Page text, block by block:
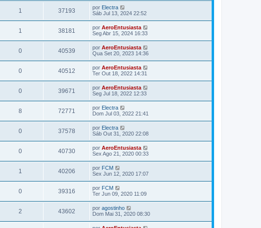
1 37193 por Electra
Sáb Jul 13, 2024 22:52
1 38181 por AeroEntusiasta
Seg Abr 15, 2024 16:33
0 40539 por AeroEntusiasta
Qua Set 20, 2023 14:36
0 40512 por AeroEntusiasta
Ter Out 18, 2022 14:31
0 39671 por AeroEntusiasta
Seg Jul 18, 2022 12:33
8 72771 por Electra
Dom Jul 03, 2022 21:41
0 37578 por Electra
Sáb Out 31, 2020 22:08
0 40730 por AeroEntusiasta
Sex Ago 21, 2020 00:33
1 40206 por FCM
Sex Jun 12, 2020 17:07
0 39316 por FCM
Ter Jun 09, 2020 11:09
2 43602 por agostinho
Dom Mai 31, 2020 08:30